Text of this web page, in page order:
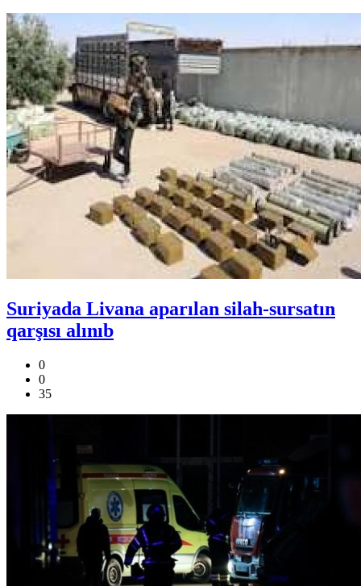
Suriyada Livana aparılan silah-sursatın
qarşısı alınıb
0
0
35